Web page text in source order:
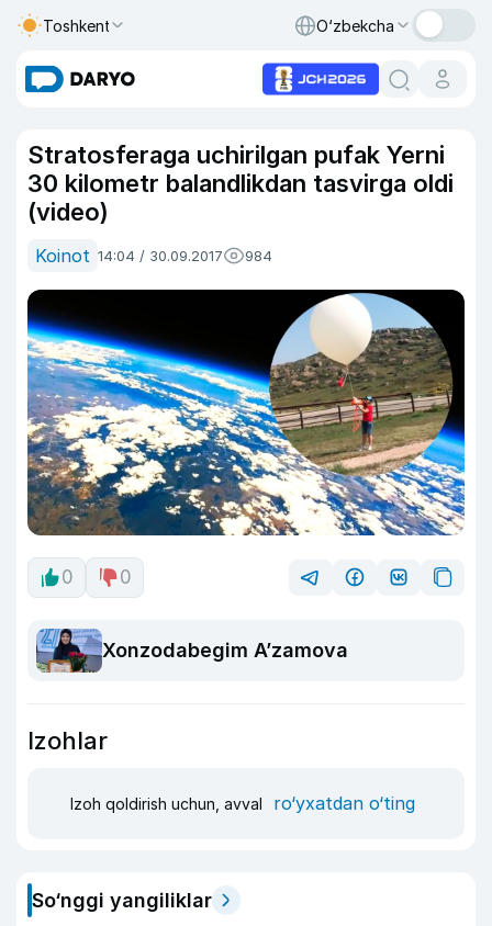
Toshkent O‘zbekcha
Stratosferaga uchirilgan pufak Yerni
30 kilometr balandlikdan tasvirga oldi
(video)
Koinot 14:04 / 30.09.2017 984
0 0
Xonzodabegim A’zamova
Izohlar
Izoh qoldirish uchun, avval ro‘yxatdan o‘ting
So‘nggi yangiliklar